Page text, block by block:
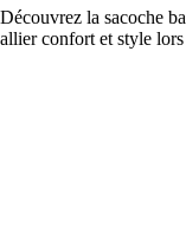
Découvrez la sacoche
allier confort et style